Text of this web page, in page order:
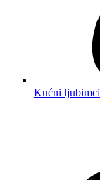
Kućni ljubimci